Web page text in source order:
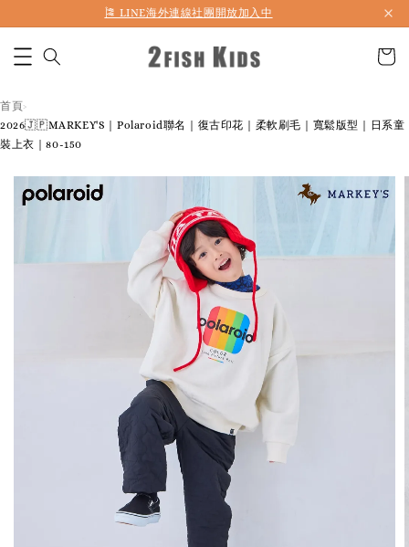
首購折50 ｜ 滿1,500 免運 ｜ 滿2,900 折140 ｜ 3%購物金
首頁›
2026🇯🇵MARKEY'S｜Polaroid聯名｜復古印花｜柔軟刷毛｜寬鬆版型｜日系童
裝上衣｜80-150